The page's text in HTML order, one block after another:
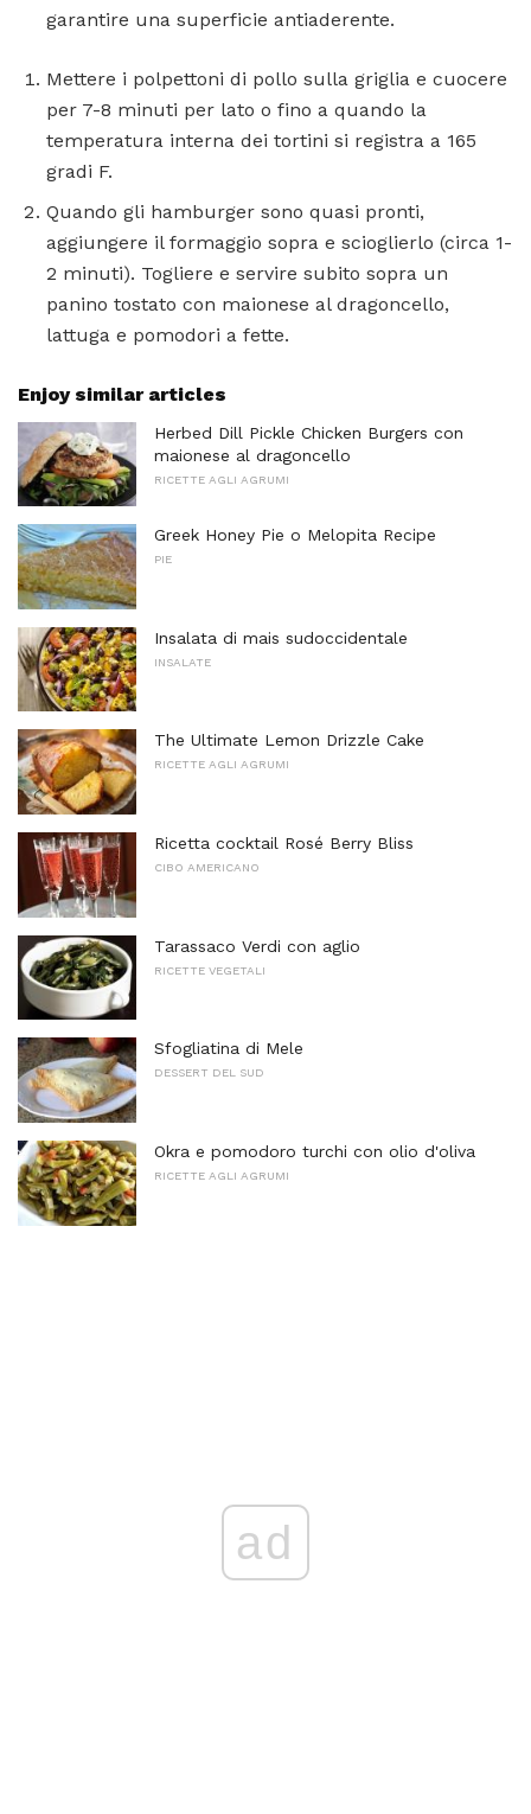
garantire una superficie antiaderente.
Mettere i polpettoni di pollo sulla griglia e cuocere
per 7-8 minuti per lato o fino a quando la
temperatura interna dei tortini si registra a 165
gradi F.
Quando gli hamburger sono quasi pronti,
aggiungere il formaggio sopra e scioglierlo (circa 1-
2 minuti). Togliere e servire subito sopra un
panino tostato con maionese al dragoncello,
lattuga e pomodori a fette.
Enjoy similar articles
Herbed Dill Pickle Chicken Burgers con
maionese al dragoncello
RICETTE AGLI AGRUMI
Greek Honey Pie o Melopita Recipe
PIE
Insalata di mais sudoccidentale
INSALATE
The Ultimate Lemon Drizzle Cake
RICETTE AGLI AGRUMI
Ricetta cocktail Rosé Berry Bliss
CIBO AMERICANO
Tarassaco Verdi con aglio
RICETTE VEGETALI
Sfogliatina di Mele
DESSERT DEL SUD
Okra e pomodoro turchi con olio d'oliva
RICETTE AGLI AGRUMI
ad